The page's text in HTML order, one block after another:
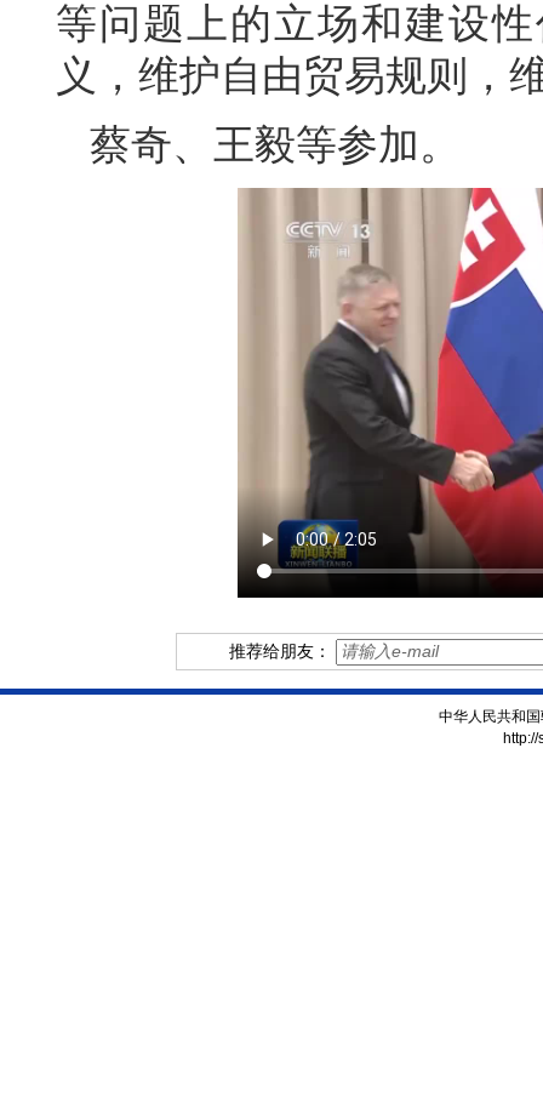
等问题上的立场和建设
义，维护自由贸易规则，
蔡奇、王毅等参加。
推荐给朋友：
中华人民共和